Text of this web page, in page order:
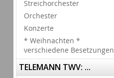
Streichorchester
Orchester
Konzerte
* Weihnachten *
verschiedene Besetzungen
TELEMANN TWV: ...